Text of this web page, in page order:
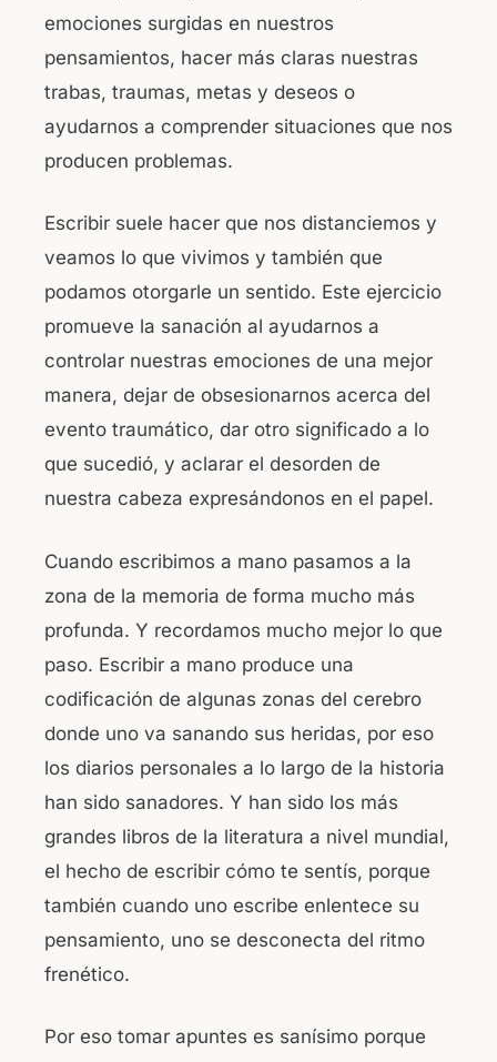
emociones surgidas en nuestros
pensamientos, hacer más claras nuestras
trabas, traumas, metas y deseos o
ayudarnos a comprender situaciones que nos
producen problemas.
Escribir suele hacer que nos distanciemos y
veamos lo que vivimos y también que
podamos otorgarle un sentido. Este ejercicio
promueve la sanación al ayudarnos a
controlar nuestras emociones de una mejor
manera, dejar de obsesionarnos acerca del
evento traumático, dar otro significado a lo
que sucedió, y aclarar el desorden de
nuestra cabeza expresándonos en el papel.
Cuando escribimos a mano pasamos a la
zona de la memoria de forma mucho más
profunda. Y recordamos mucho mejor lo que
paso. Escribir a mano produce una
codificación de algunas zonas del cerebro
donde uno va sanando sus heridas, por eso
los diarios personales a lo largo de la historia
han sido sanadores. Y han sido los más
grandes libros de la literatura a nivel mundial,
el hecho de escribir cómo te sentís, porque
también cuando uno escribe enlentece su
pensamiento, uno se desconecta del ritmo
frenético.
Por eso tomar apuntes es sanísimo porque